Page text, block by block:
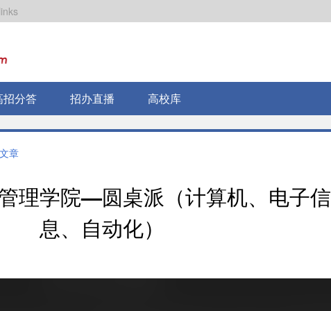
招分答 招办直播 高校库
章
理学院—圆桌派（计算机、电子信
息、自动化）